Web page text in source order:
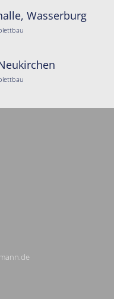
Wasserburg